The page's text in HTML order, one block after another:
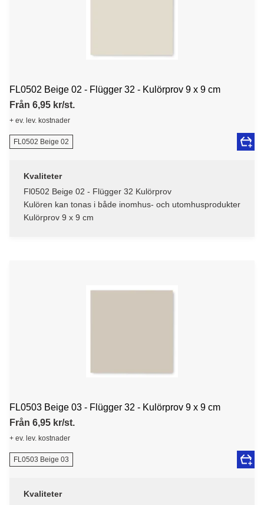
FL0502 Beige 02 - Flügger 32 - Kulörprov 9 x 9 cm
Från 6,95 kr/st.
+ ev. lev. kostnader
FL0502 Beige 02
Kvaliteter
Fl0502 Beige 02 - Flügger 32 Kulörprov
Kulören kan tonas i både inomhus- och utomhusprodukter
Kulörprov 9 x 9 cm
FL0503 Beige 03 - Flügger 32 - Kulörprov 9 x 9 cm
Från 6,95 kr/st.
+ ev. lev. kostnader
FL0503 Beige 03
Kvaliteter